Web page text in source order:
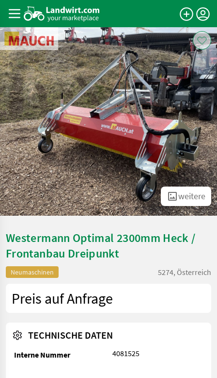
weitere
Westermann Optimal 2300mm Heck /
Frontanbau Dreipunkt
Neumaschinen 5274, Österreich
Preis auf Anfrage
TECHNISCHE DATEN
Interne Nummer 4081525